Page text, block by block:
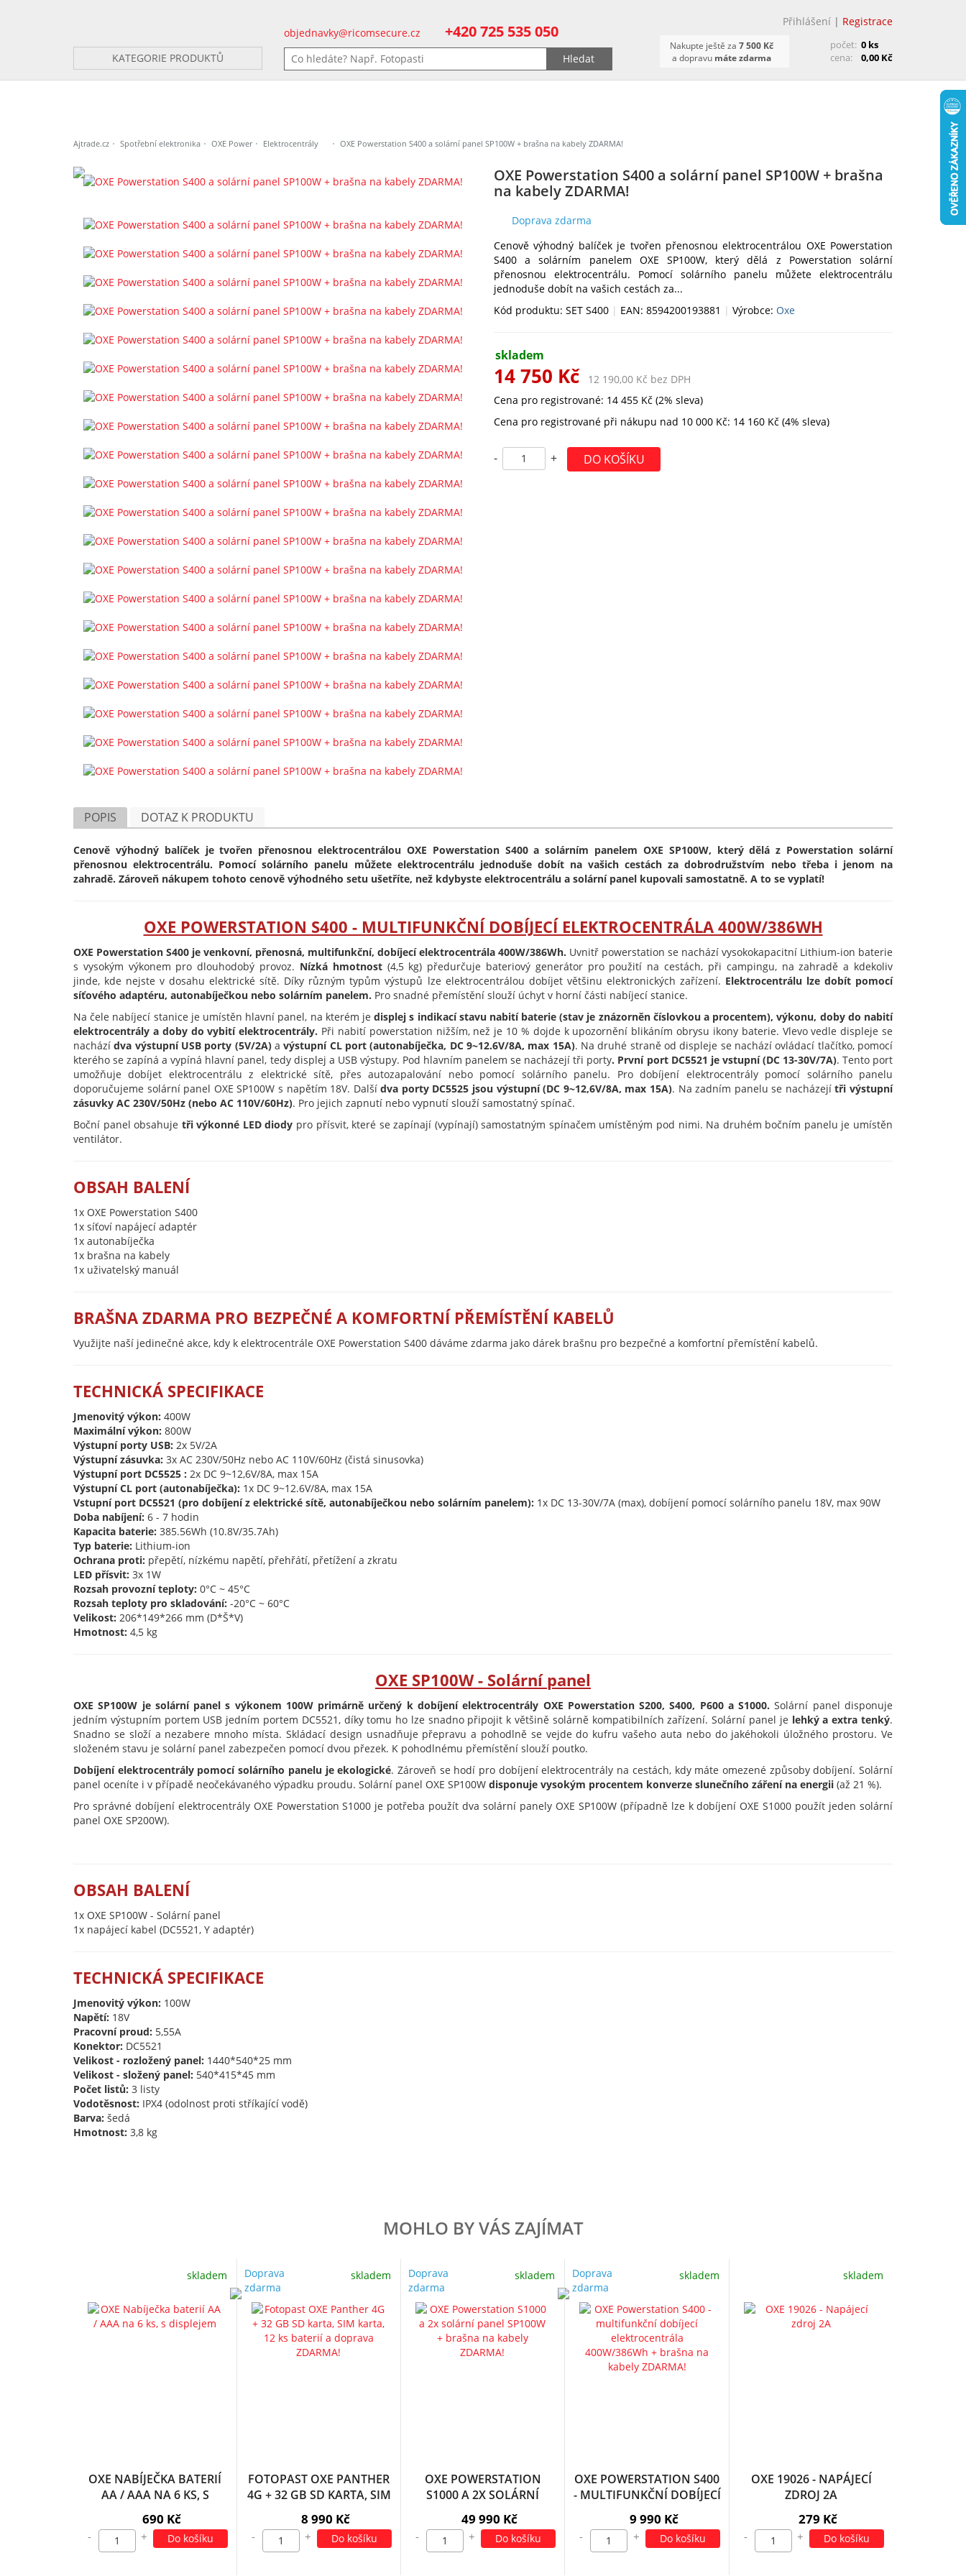
KATEGORIE PRODUKTŮ
objednavky@ricomsecure.cz +420 725 535 050
Přihlášení | Registrace
počet: 0 ks
cena:
0,00 Kč
Nakupte ještě za 7 500 Kč
a dopravu máte zdarma
Ajtrade.cz Spotřební elektronika OXE Power Elektrocentrály OXE Powerstation S400 a solární panel SP100W + brašna na kabely ZDARMA!
OXE Powerstation S400 a solární panel SP100W + brašna
na kabely ZDARMA!
Doprava zdarma
Cenově výhodný balíček je tvořen přenosnou elektrocentrálou OXE Powerstation
S400 a solárním panelem OXE SP100W, který dělá z Powerstation solární
přenosnou elektrocentrálu. Pomocí solárního panelu můžete elektrocentrálu
jednoduše dobít na vašich cestách za...
Kód produktu: SET S400 | EAN: 8594200193881 | Výrobce: Oxe
skladem
14 750 Kč
12 190,00 Kč bez DPH
Cena pro registrované: 14 455 Kč (2% sleva)
Cena pro registrované při nákupu nad 10 000 Kč: 14 160 Kč (4% sleva)
- +
POPIS DOTAZ K PRODUKTU
Cenově výhodný balíček je tvořen přenosnou elektrocentrálou OXE Powerstation S400 a solárním panelem OXE SP100W, který dělá z Powerstation solární
přenosnou elektrocentrálu. Pomocí solárního panelu můžete elektrocentrálu jednoduše dobít na vašich cestách za dobrodružstvím nebo třeba i jenom na
zahradě. Zároveň nákupem tohoto cenově výhodného setu ušetříte, než kdybyste elektrocentrálu a solární panel kupovali samostatně. A to se vyplatí!
OXE POWERSTATION S400 - MULTIFUNKČNÍ DOBÍJECÍ ELEKTROCENTRÁLA 400W/386WH
OXE Powerstation S400 je venkovní, přenosná, multifunkční, dobíjecí elektrocentrála 400W/386Wh. Uvnitř powerstation se nachází vysokokapacitní Lithium-ion baterie
s vysokým výkonem pro dlouhodobý provoz. Nízká hmotnost (4,5 kg) předurčuje bateriový generátor pro použití na cestách, při campingu, na zahradě a kdekoliv
jinde, kde nejste v dosahu elektrické sítě. Díky různým typům výstupů lze elektrocentrálou dobíjet většinu elektronických zařízení. Elektrocentrálu lze dobít pomocí
síťového adaptéru, autonabíječkou nebo solárním panelem. Pro snadné přemístění slouží úchyt v horní části nabíjecí stanice.
Na čele nabíjecí stanice je umístěn hlavní panel, na kterém jedisplej s indikací stavu nabití baterie (stav je znázorněn číslovkou a procentem), výkonu, doby do nabití
elektrocentrály a doby do vybití elektrocentrály. Při nabití powerstation nižším, než je 10 % dojde k upozornění blikáním obrysu ikony baterie. Vlevo vedle displeje se
nacházídva výstupní USB porty (5V/2A)avýstupní CL port (autonabíječka, DC 9~12.6V/8A, max 15A). Na druhé straně od displeje se nachází ovládací tlačítko, pomocí
kterého se zapíná a vypíná hlavní panel, tedy displej a USB výstupy. Pod hlavním panelem se nacházejí tři porty. První port DC5521 je vstupní (DC 13-30V/7A). Tento port
umožňuje dobíjet elektrocentrálu z elektrické sítě, přes autozapalování nebo pomocí solárního panelu. Pro dobíjení elektrocentrály pomocí solárního panelu
doporučujeme solární panel OXE SP100W s napětím 18V. Dalšídva porty DC5525 jsou výstupní (DC 9~12,6V/8A, max 15A). Na zadním panelu se nacházejítři výstupní
zásuvky AC 230V/50Hz (nebo AC 110V/60Hz). Pro jejich zapnutí nebo vypnutí slouží samostatný spínač.
Boční panel obsahuje tři výkonné LED diody pro přísvit, které se zapínají (vypínají) samostatným spínačem umístěným pod nimi. Na druhém bočním panelu je umístěn
ventilátor.
OBSAH BALENÍ
1x OXE Powerstation S400
1x síťoví napájecí adaptér
1x autonabíječka
1x brašna na kabely
1x uživatelský manuál
BRAŠNA ZDARMA PRO BEZPEČNÉ A KOMFORTNÍ PŘEMÍSTĚNÍ KABELŮ
Využijte naší jedinečné akce, kdy k elektrocentrále OXE Powerstation S400 dáváme zdarma jako dárek brašnu pro bezpečné a komfortní přemístění kabelů.
TECHNICKÁ SPECIFIKACE
Jmenovitý výkon: 400W
Maximální výkon: 800W
Výstupní porty USB: 2x 5V/2A
Výstupní zásuvka: 3x AC 230V/50Hz nebo AC 110V/60Hz (čistá sinusovka)
Výstupní port DC5525 : 2x DC 9~12,6V/8A, max 15A
Výstupní CL port (autonabíječka): 1x DC 9~12.6V/8A, max 15A
Vstupní port DC5521 (pro dobíjení z elektrické sítě, autonabíječkou nebo solárním panelem): 1x DC 13-30V/7A (max), dobíjení pomocí solárního panelu 18V, max 90W
Doba nabíjení: 6 - 7 hodin
Kapacita baterie: 385.56Wh (10.8V/35.7Ah)
Typ baterie: Lithium-ion
Ochrana proti: přepětí, nízkému napětí, přehřátí, přetížení a zkratu
LED přísvit: 3x 1W
Rozsah provozní teploty: 0°C ~ 45°C
Rozsah teploty pro skladování: -20°C ~ 60°C
Velikost: 206*149*266 mm (D*Š*V)
Hmotnost: 4,5 kg
OXE SP100W - Solární panel
OXE SP100W je solární panel s výkonem 100W primárně určený k dobíjení elektrocentrály OXE Powerstation S200, S400, P600 a S1000. Solární panel disponuje
jedním výstupním portem USB jedním portem DC5521, díky tomu ho lze snadno připojit k většině solárně kompatibilních zařízení. Solární panel je lehký a extra tenký.
Snadno se složí a nezabere mnoho místa. Skládací design usnadňuje přepravu a pohodlně se vejde do kufru vašeho auta nebo do jakéhokoli úložného prostoru. Ve
složeném stavu je solární panel zabezpečen pomocí dvou přezek. K pohodlnému přemístění slouží poutko.
Dobíjení elektrocentrály pomocí solárního panelu je ekologické. Zároveň se hodí pro dobíjení elektrocentrály na cestách, kdy máte omezené způsoby dobíjení. Solární
panel oceníte i v případě neočekávaného výpadku proudu. Solární panel OXE SP100W disponuje vysokým procentem konverze slunečního záření na energii (až 21 %).
Pro správné dobíjení elektrocentrály OXE Powerstation S1000 je potřeba použít dva solární panely OXE SP100W (případně lze k dobíjení OXE S1000 použít jeden solární
panel OXE SP200W).
OBSAH BALENÍ
1x OXE SP100W - Solární panel
1x napájecí kabel (DC5521, Y adaptér)
TECHNICKÁ SPECIFIKACE
Jmenovitý výkon: 100W
Napětí: 18V
Pracovní proud: 5,55A
Konektor: DC5521
Velikost - rozložený panel: 1440*540*25 mm
Velikost - složený panel: 540*415*45 mm
Počet listů: 3 listy
Vodotěsnost: IPX4 (odolnost proti stříkající vodě)
Barva: šedá
Hmotnost: 3,8 kg
MOHLO BY VÁS ZAJÍMAT
skladem
OXE NABÍJEČKA BATERIÍ
AA / AAA NA 6 KS, S
DISPLEJEM
690 Kč
- + Do košíku
Doprava
zdarma
skladem
FOTOPAST OXE PANTHER
4G + 32 GB SD KARTA, SIM
KARTA, 12 KS BATERIÍ A
DOPRAVA ZDARMA!
8 990 Kč
- + Do košíku
Doprava
zdarma
skladem
OXE POWERSTATION
S1000 A 2X SOLÁRNÍ
PANEL SP100W + BRAŠNA
NA KABELY ZDARMA!
49 990 Kč
- + Do košíku
Doprava
zdarma
skladem
OXE POWERSTATION S400
- MULTIFUNKČNÍ DOBÍJECÍ
ELEKTROCENTRÁLA
400W/386WH + BRAŠNA
NA KABELY ZDARMA!
9 990 Kč
- + Do košíku
skladem
OXE 19026 - NAPÁJECÍ
ZDROJ 2A
279 Kč
- + Do košíku